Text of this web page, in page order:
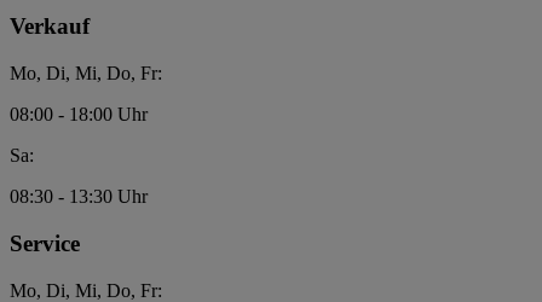
Verkauf
Mo, Di, Mi, Do, Fr:
08:00 - 18:00 Uhr
Sa:
08:30 - 13:30 Uhr
Service
Mo, Di, Mi, Do, Fr: